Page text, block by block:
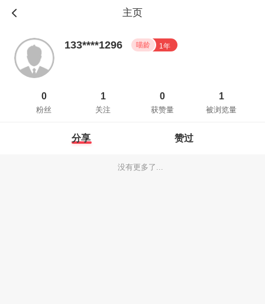
主页
133****1296 喵龄 1年
0
粉丝
1
关注
0
获赞量
1
被浏览量
分享 赞过
没有更多了...